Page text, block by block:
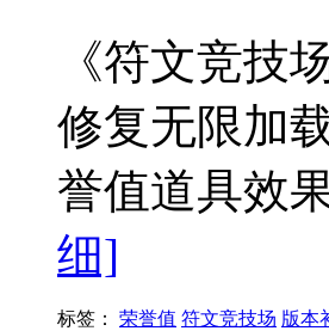
《符文竞技
修复无限加
誉值道具效
细]
标签： 荣誉值 符文竞技场 版本